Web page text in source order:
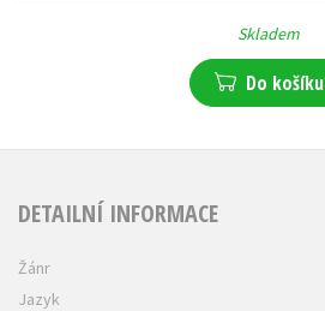
Skladem
Do košíku
DETAILNÍ INFORMACE
Žánr
Jazyk